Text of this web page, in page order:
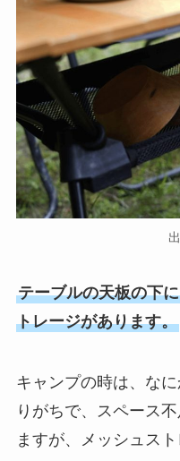
テーブルの天板の下
トレージがあります。
キャンプの時は、な
りがちで、スペース
ますが、メッシュス